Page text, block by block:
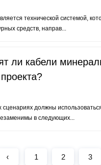
технической системой,
средств, направ...
ли кабели
сценариях должны
в следующих...
‹ 1 2 3